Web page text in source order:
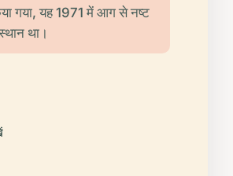
गया, यह 1971 में आग से नष्ट
था।